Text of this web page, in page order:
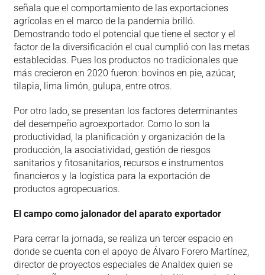
señala que el comportamiento de las exportaciones
agrícolas en el marco de la pandemia brilló.
Demostrando todo el potencial que tiene el sector y el
factor de la diversificación el cual cumplió con las metas
establecidas. Pues los productos no tradicionales que
más crecieron en 2020 fueron: bovinos en pie, azúcar,
tilapia, lima limón, gulupa, entre otros.
Por otro lado, se presentan los factores determinantes
del desempeño agroexportador. Como lo son la
productividad, la planificación y organización de la
producción, la asociatividad, gestión de riesgos
sanitarios y fitosanitarios, recursos e instrumentos
financieros y la logística para la exportación de
productos agropecuarios.
El campo como jalonador del aparato exportador
Para cerrar la jornada, se realiza un tercer espacio en
donde se cuenta con el apoyo de Álvaro Forero Martínez,
director de proyectos especiales de Analdex quien se